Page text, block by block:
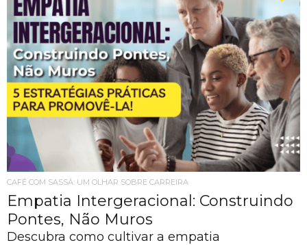
CAFÉ COM SASSÁ: UM OLHAR SOBRE CARREIRA
Empatia Intergeracional: Construindo
Pontes, Não Muros
Descubra como cultivar a empatia